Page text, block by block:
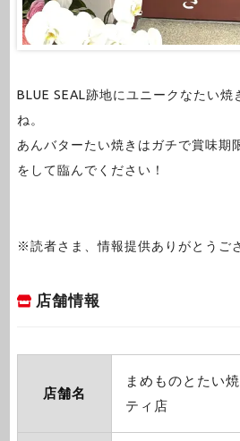
BLUE SEAL跡地にユニークなたい焼
ね。
あんバターたい焼きはガチで賞味期
をして臨んでください！
※読者さま、情報提供ありがとうご
店舗情報
店舗名
まめものとたい
ティ店